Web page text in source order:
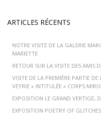
ARTICLES RÉCENTS
NOTRE VISITE DE LA GALERIE
MARIETTE
RETOUR SUR LA VISITE DES AMIS
VISITE DE LA PREMIÈRE PARTIE
VEYRIE » INTITULÉE « CORPS
EXPOSITION LE GRAND VERTIGE,
EXPOSITION POETRY OF